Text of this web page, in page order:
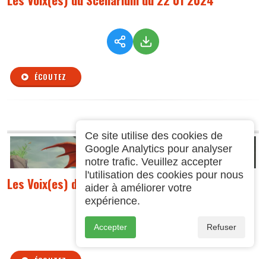
ÉCOUTEZ
Les Voix(es) du Scenarium du 08 01 2024
Ce site utilise des cookies de
Google Analytics pour analyser
notre trafic. Veuillez accepter
l'utilisation des cookies pour nous
aider à améliorer votre
expérience.
Accepter Refuser